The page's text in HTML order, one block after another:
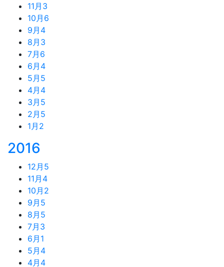
11月 3
10月 6
9月 4
8月 3
7月 6
6月 4
5月 5
4月 4
3月 5
2月 5
1月 2
2016
12月 5
11月 4
10月 2
9月 5
8月 5
7月 3
6月 1
5月 4
4月 4